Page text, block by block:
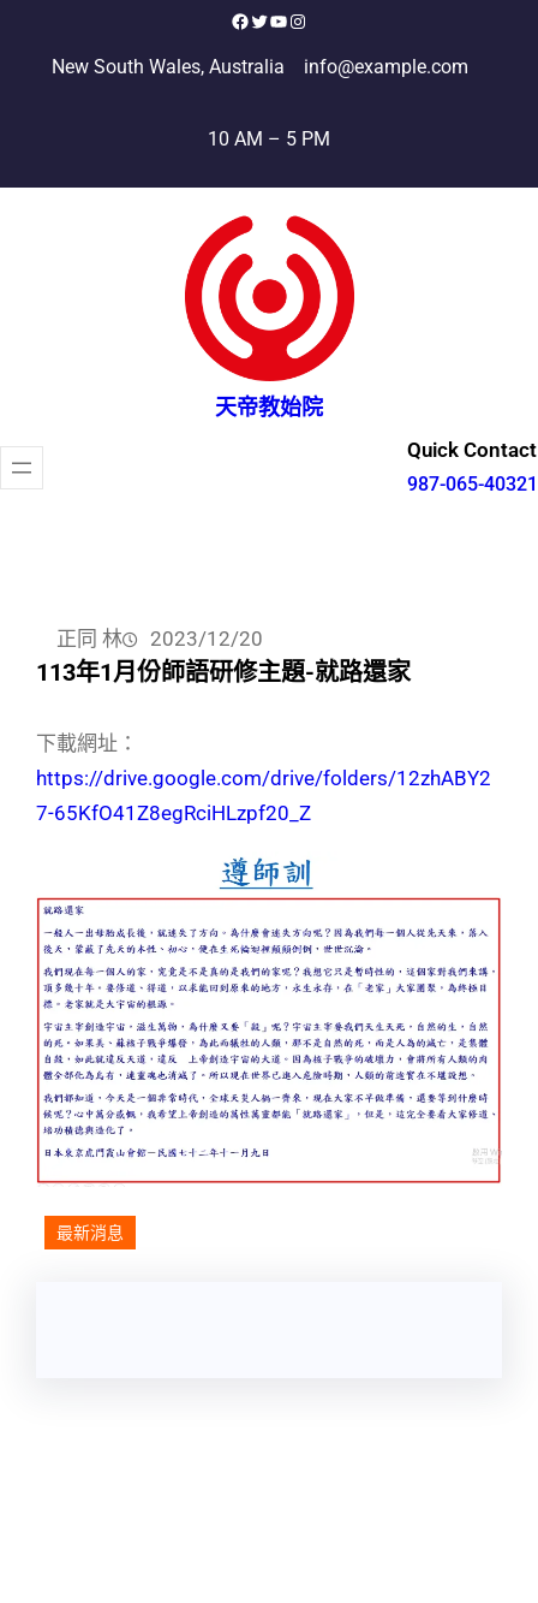
容
Facebook
X YouTube
Instagram
New South Wales, Australia info@example.com
10 AM – 5 PM
天帝教始院
Quick Contact
987-065-40321
正同 林 2023/12/20
113年1月份師語研修主題-就路還家
下載網址：
https://drive.google.com/drive/folders/12zhABY2
7-65KfO41Z8egRciHLzpf20_Z
最新消息